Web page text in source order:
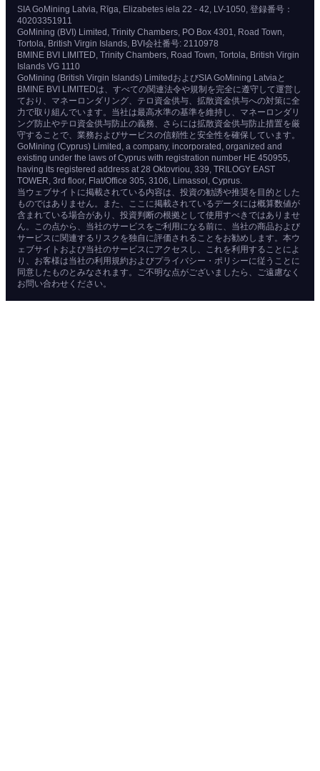
SIA GoMining Latvia, Rīga, Elizabetes iela 22 - 42, LV-1050, 登録番号：
40203351911
GoMining (BVI) Limited, Trinity Chambers, PO Box 4301, Road Town,
Tortola, British Virgin Islands, BVI会社番号: 2110978
BMINE BVI LIMITED, Trinity Chambers, Road Town, Tortola, British Virgin
Islands VG 1110
GoMining (British Virgin Islands) LimitedおよびSIA GoMining Latviaと
BMINE BVI LIMITEDは、すべての関連法令や規制を完全に遵守して運営し
ており、マネーロンダリング、テロ資金供与、拡散資金供与への対策に全
力で取り組んでいます。当社は最高水準の基準を維持し、マネーロンダリ
ング防止やテロ資金供与防止の義務、さらには拡散資金供与防止措置を厳
守することで、業務およびサービスの信頼性と安全性を確保しています。
GoMining (Cyprus) Limited, a company, incorporated, organized and
existing under the laws of Cyprus with registration number HE 450955,
having its registered address at 28 Oktovriou, 339, TRILOGY EAST
TOWER, 3rd floor, Flat/Office 305, 3106, Limassol, Cyprus.
当ウェブサイトに掲載されている内容は、投資の勧誘や推奨を目的とした
ものではありません。また、ここに掲載されているデータには概算数値が
含まれている場合があり、投資判断の根拠として使用すべきではありませ
ん。この点から、当社のサービスをご利用になる前に、当社の商品および
サービスに関連するリスクを独自に評価されることをお勧めします。本ウ
ェブサイトおよび当社のサービスにアクセスし、これを利用することによ
り、お客様は当社の利用規約およびプライバシー・ポリシーに従うことに
同意したものとみなされます。ご不明な点がございましたら、ご遠慮なく
お問い合わせください。